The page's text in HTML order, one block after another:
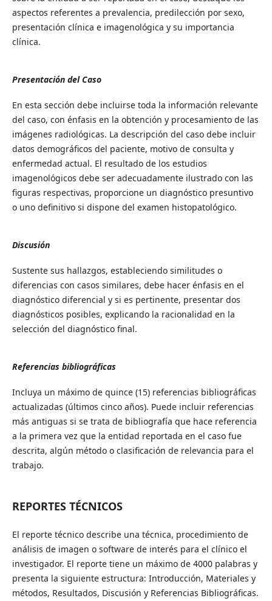
aspectos referentes a prevalencia, predilección por sexo,
presentación clínica e imagenológica y su importancia
clínica.
Presentación del Caso
En esta sección debe incluirse toda la información relevante
del caso, con énfasis en la obtención y procesamiento de las
imágenes radiológicas. La descripción del caso debe incluir
datos demográficos del paciente, motivo de consulta y
enfermedad actual. El resultado de los estudios
imagenológicos debe ser adecuadamente ilustrado con las
figuras respectivas, proporcione un diagnóstico presuntivo
o uno definitivo si dispone del examen histopatológico.
Discusión
Sustente sus hallazgos, estableciendo similitudes o
diferencias con casos similares, debe hacer énfasis en el
diagnóstico diferencial y si es pertinente, presentar dos
diagnósticos posibles, explicando la racionalidad en la
selección del diagnóstico final.
Referencias bibliográficas
Incluya un máximo de quince (15) referencias bibliográficas
actualizadas (últimos cinco años). Puede incluir referencias
más antiguas si se trata de bibliografía que hace referencia
a la primera vez que la entidad reportada en el caso fue
descrita, algún método o clasificación de relevancia para el
trabajo.
REPORTES TÉCNICOS
El reporte técnico describe una técnica, procedimiento de
análisis de imagen o software de interés para el clínico el
investigador. El reporte tiene un máximo de 4000 palabras y
presenta la siguiente estructura: Introducción, Materiales y
métodos, Resultados, Discusión y Referencias Bibliográficas.